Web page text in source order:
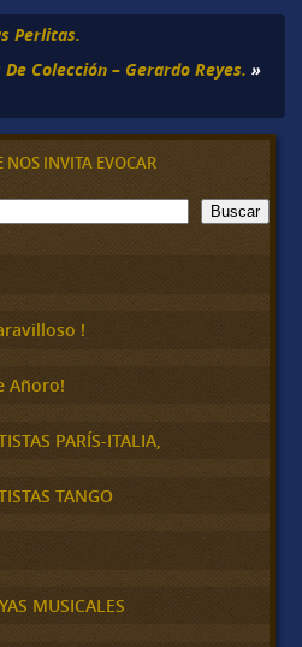
Perlitas.
De Colección – Gerardo Reyes. »
NOS INVITA EVOCAR
Buscar
!
Añoro!
PARÍS-ITALIA,
TANGO
MUSICALES